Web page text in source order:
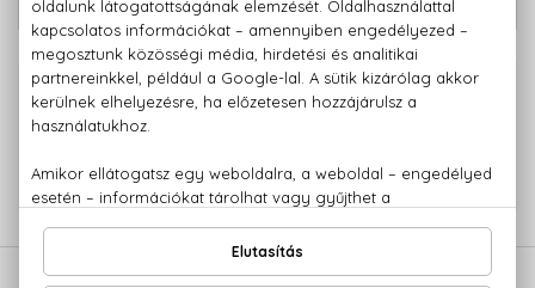
100% eredeti termékek, 14 napos visszaküldési garanciával
779 1926
LEÍRÁS